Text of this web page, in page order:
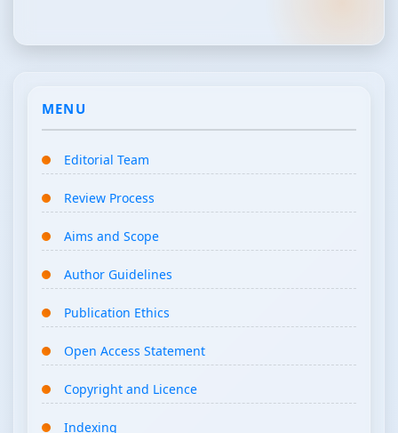
MENU
Editorial Team
Review Process
Aims and Scope
Author Guidelines
Publication Ethics
Open Access Statement
Copyright and Licence
Indexing